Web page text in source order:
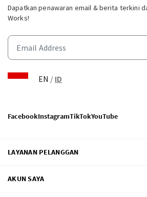
Dapatkan penawaran email & berita terkini
Works!
EN / ID
FacebookInstagramTikTokYouTube
LAYANAN PELANGGAN
AKUN SAYA